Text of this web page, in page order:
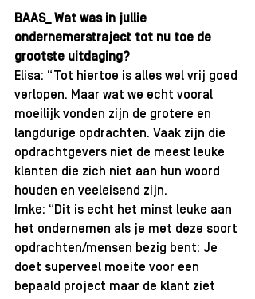
BAAS_ Wat was in jullie
ondernemerstraject tot nu toe de
grootste uitdaging?
Elisa: “Tot hiertoe is alles wel vrij goed
verlopen. Maar wat we echt vooral
moeilijk vonden zijn de grotere en
langdurige opdrachten. Vaak zijn die
opdrachtgevers niet de meest leuke
klanten die zich niet aan hun woord
houden en veeleisend zijn.
Imke: “Dit is echt het minst leuke aan
het ondernemen als je met deze soort
opdrachten/mensen bezig bent: Je
doet superveel moeite voor een
bepaald project maar de klant ziet